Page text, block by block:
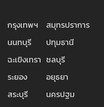
กรุงเทพฯ
สมุทรปราการ
นนทบุรี
ปทุมธานี
ฉะเขิงเทรา ชลบุรี
ระยอง
อยุธยา
สระบุรี
นครปฐม